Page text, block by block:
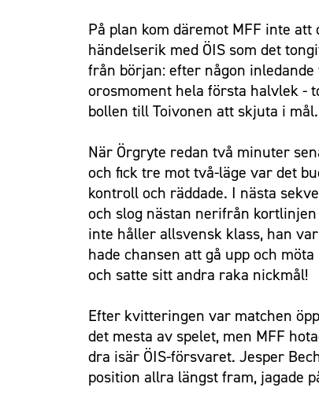
På plan kom däremot MFF inte
händelserik med ÖIS som det
från början: efter någon
orosmoment hela första halvlek -
bollen till Toivonen att skjuta i mål.
När Örgryte redan två minuter
och fick tre mot två-läge var det
kontroll och räddade. I nästa
och slog nästan nerifrån
inte håller allsvensk klass, han
hade chansen att gå upp och
och satte sitt andra raka nickmål!
Efter kvitteringen var matchen
det mesta av spelet, men MFF
dra isär ÖIS-försvaret. Jesper
position allra längst fram, jagade